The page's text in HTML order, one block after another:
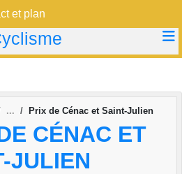
et plan
Prix de Cénac et Saint-Julien
CÉNAC ET
JULIEN